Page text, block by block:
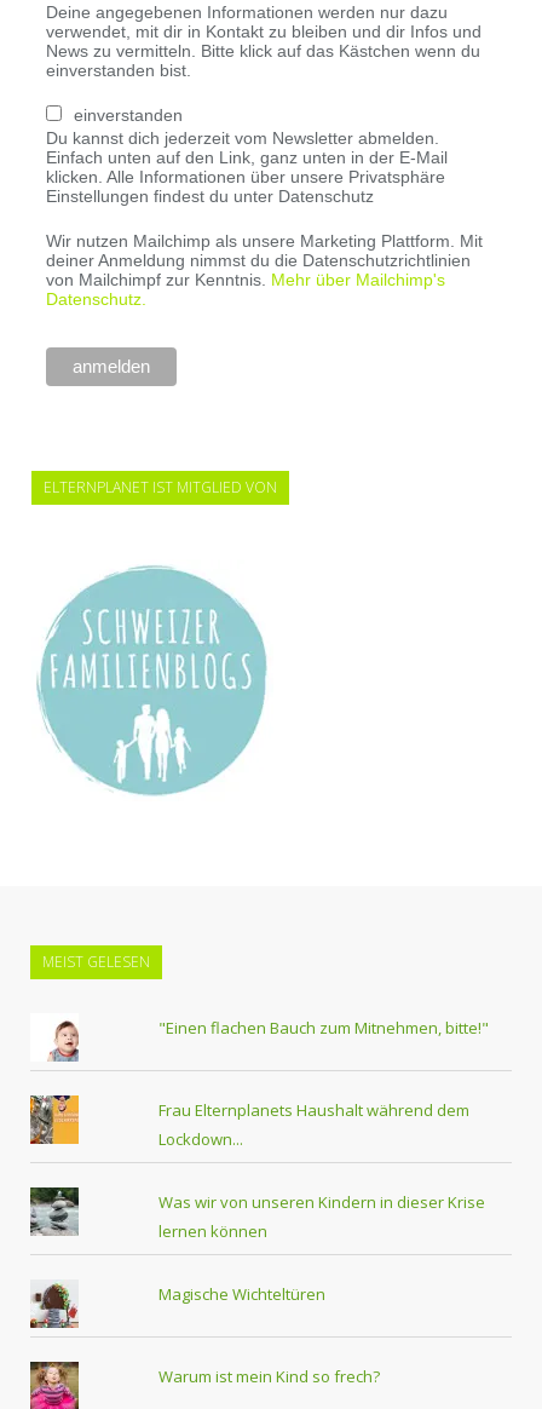
Deine angegebenen Informationen werden nur dazu
verwendet, mit dir in Kontakt zu bleiben und dir Infos und
News zu vermitteln. Bitte klick auf das Kästchen wenn du
einverstanden bist.
einverstanden
Du kannst dich jederzeit vom Newsletter abmelden.
Einfach unten auf den Link, ganz unten in der E-Mail
klicken. Alle Informationen über unsere Privatsphäre
Einstellungen findest du unter Datenschutz
Wir nutzen Mailchimp als unsere Marketing Plattform. Mit
deiner Anmeldung nimmst du die Datenschutzrichtlinien
von Mailchimpf zur Kenntnis. Mehr über Mailchimp's
Datenschutz.
ELTERNPLANET IST MITGLIED VON
MEIST GELESEN
"Einen flachen Bauch zum Mitnehmen, bitte!"
Frau Elternplanets Haushalt während dem
Lockdown...
Was wir von unseren Kindern in dieser Krise
lernen können
Magische Wichteltüren
Warum ist mein Kind so frech?